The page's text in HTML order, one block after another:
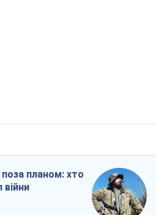
поза планом: хто